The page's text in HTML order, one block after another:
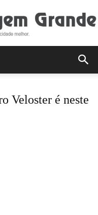
Veloster é neste